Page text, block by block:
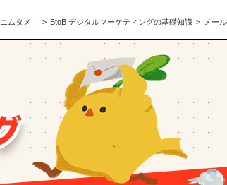
エムタメ！ BtoB デジタルマーケティングの基礎知識 メー